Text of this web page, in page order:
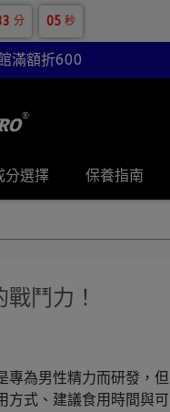
分 04 秒
滿額折600
分選擇 保養指南
鬥力！
專為男性精力而研發，但
方式、建議食用時間與可